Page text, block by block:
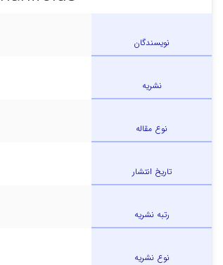
نویسندگان
نشریه
نوع مقاله
تاریخ انتشار
رتبه نشریه
نوع نشریه